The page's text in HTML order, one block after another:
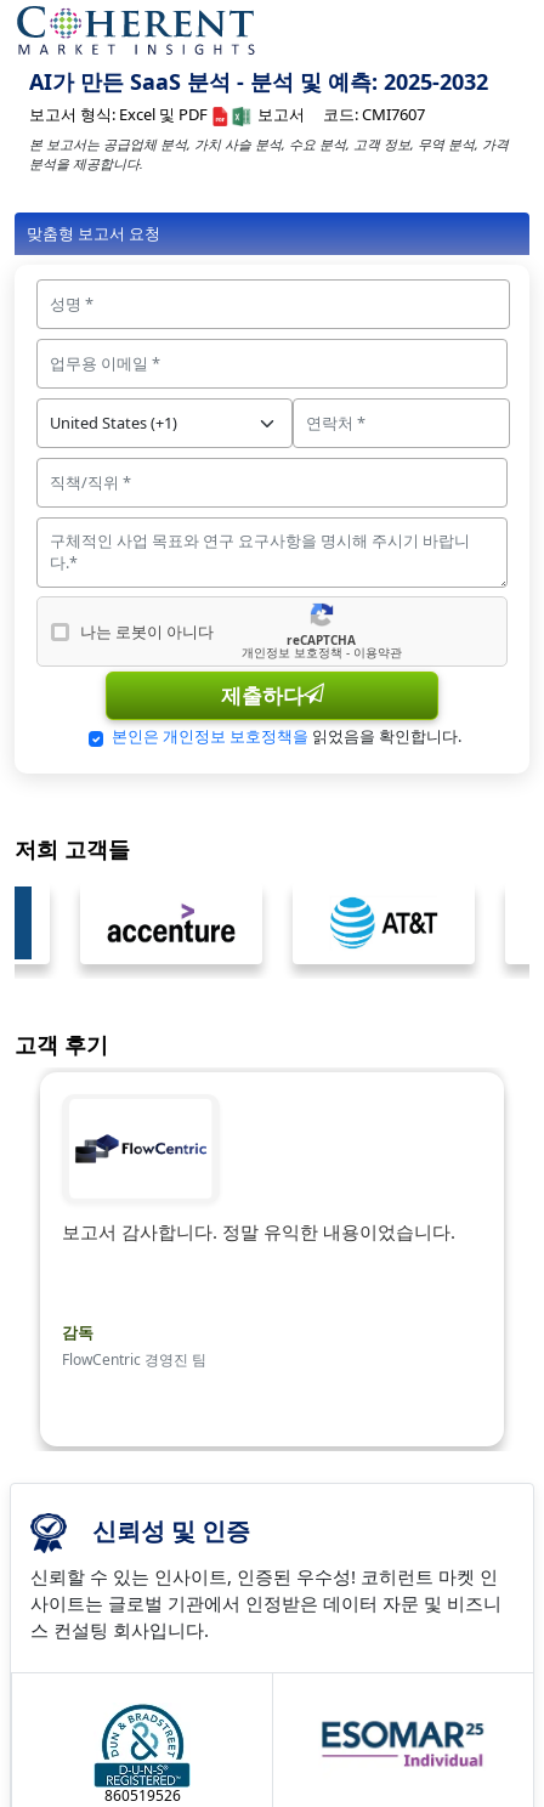
AI가 만든 SaaS 분석 - 분석 및 예측: 2025-2032
보고서 형식: Excel 및 PDF 보고서 코드:CMI7607
본 보고서는 공급업체 분석, 가치 사슬 분석, 수요 분석, 고객 정보, 무역 분석, 가격
분석을 제공합니다.
맞춤형 보고서 요청
나는 로봇이 아닙니다
나는 로봇이 아니다 reCAPTCHA
개인정보 보호정책 - 이용약관
제출하다
본인은 개인정보 보호정책을 읽었음을 확인합니다.
저희 고객들
고객 후기
보고서 감사합니다. 정말 유익한 내용이었습니다.
감독
FlowCentric 경영진 팀
신뢰성 및 인증
신뢰할 수 있는 인사이트, 인증된 우수성! 코히런트 마켓 인
사이트는 글로벌 기관에서 인정받은 데이터 자문 및 비즈니
스 컨설팅 회사입니다.
860519526